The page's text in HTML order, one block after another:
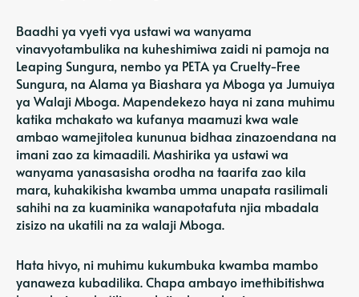
Baadhi ya vyeti vya ustawi wa wanyama
vinavyotambulika na kuheshimiwa zaidi ni pamoja na
Leaping Sungura, nembo ya PETA ya Cruelty-Free
Sungura, na Alama ya Biashara ya Mboga ya Jumuiya
ya Walaji Mboga. Mapendekezo haya ni zana muhimu
katika mchakato wa kufanya maamuzi kwa wale
ambao wamejitolea kununua bidhaa zinazoendana na
imani zao za kimaadili. Mashirika ya ustawi wa
wanyama yanasasisha orodha na taarifa zao kila
mara, kuhakikisha kwamba umma unapata rasilimali
sahihi na za kuaminika wanapotafuta njia mbadala
zisizo na ukatili na za walaji Mboga.
Hata hivyo, ni muhimu kukumbuka kwamba mambo
yanaweza kubadilika. Chapa ambayo imethibitishwa